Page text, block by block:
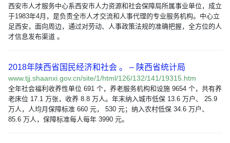
西安市人才服务中心系西安市人力资源和社会保障局所属事业单位，成立
于1983年4月，是负责全市人才交流和人事代理的专业服务机构。中心立
足西安，面向周边，通过对劳动、人事政策法规的准确把握，全方位的人
才信息发布渠道 。
2018年陕西省国民经济和社会 。 – 陕西省统计局
www.tjj.shaanxi.gov.cn/site/1/html/126/132/141/19315.htm
全年社会福利收养性单位 691 个，养老服务机构和设施 9654 个，共有养
老床位 17.1 万张，收养 8.8 万人。年末纳入城市低保 13.6 万户、 25.9
万人，人均月保障标准 660 元， 530 元；纳入农村低保 34.6 万户、
85.6 万人，保障标准每人每年 3990 元。